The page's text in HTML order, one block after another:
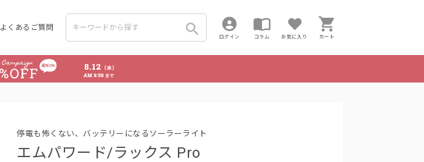
よくあるご質問
ログイン コラム お気に入り カート
エムパワード/ラックス Pro
停電も怖くない、バッテリーになるソーラーライト